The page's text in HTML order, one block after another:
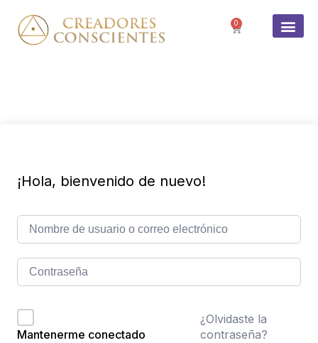
0
¡Hola, bienvenido de nuevo!
Mantenerme conectado
¿Olvidaste la
contraseña?